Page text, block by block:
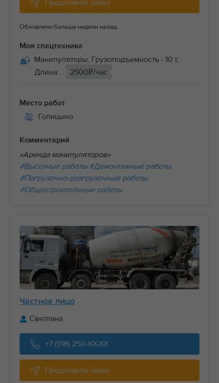
Предложить заказ
Обновлено больше недели назад
Моя спецтехника
Манипуляторы, Грузоподъемность - 10 т,
Длина...
2500₽/час
Место работ
Голицыно
Комментарий
«Аренда манипуляторов»
#Высотные работы #Демонтажные работы
#Погрузочно-разгрузочные работы
#Общестроительные работы
Частное лицо
Светлана
+7 (918) 250-XX-XX
Предложить заказ